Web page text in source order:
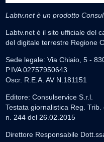
Labtv.net è un prodotto
Labtv.net è il sito ufficiale del
del digitale terrestre Regione
Sede legale: Via Chiaio, 5 -
P.IVA 02757950643
Oscr. R.E.A. AV N.181151
Editore: Consulservice S.r.l.
Testata giornalistica Reg. Trib.
n. 244 del 26.02.2015
Direttore Responsabile